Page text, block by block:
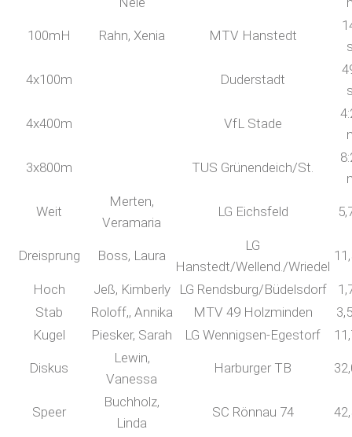
100mH Rahn, Xenia MTV Hanstedt
4x100m Duderstadt
4x400m VfL Stade
3x800m TUS Grünendeich/St.
Weit
Merten,
Veramaria
LG Eichsfeld
Dreisprung Boss, Laura
LG
Hanstedt/Wellend./Wriedel
Hoch Jeß, Kimberly LG Rendsburg/Büdelsdorf
Stab
Roloff,, Annika MTV 49 Holzminden
Kugel
Piesker, Sarah LG Wennigsen-Egestorf
Diskus
Lewin,
Vanessa
Harburger TB
Speer
Buchholz,
Linda
SC Rönnau 74